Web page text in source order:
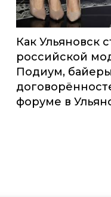
Как Ульяновск
российской
Подиум,
форуме в